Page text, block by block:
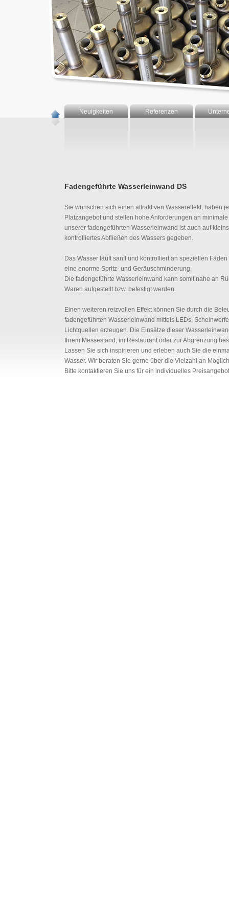
Neuigkeiten Referenzen
Fadengeführte Wasserleinwand DS
Sie wünschen sich einen attraktiven Wassereffekt, haben
Platzangebot und stellen hohe Anforderungen an
unserer fadengeführten Wasserleinwand ist auch auf
kontrolliertes Abfließen des Wassers gegeben.
Das Wasser läuft sanft und kontrolliert an speziellen
eine enorme Spritz- und Geräuschminderung.
Die fadengeführte Wasserleinwand kann somit nahe an
Waren aufgestellt bzw. befestigt werden.
Einen weiteren reizvollen Effekt können Sie durch die
fadengeführten Wasserleinwand mittels LEDs,
Lichtquellen erzeugen. Die Einsätze dieser
Ihrem Messestand, im Restaurant oder zur Abgrenzung
Lassen Sie sich inspirieren und erleben auch Sie die
Wasser. Wir beraten Sie gerne über die Vielzahl an
Bitte kontaktieren Sie uns für ein individuelles